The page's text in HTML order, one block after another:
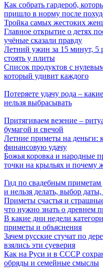
Как собрать гардероб,
пришло в норму после
Тройка самых жестоких
Главное открытие о детях
учёные сказали правду
Летний ужин за 15 минут, 5
стоять у плиты
Список продуктов с
который удивит каждого
Потеряете удачу рода –
нельзя выбрасывать
Притягиваем везение –
бумагой и свечой
Летние приметы на деньги:
финансовую удачу
Божья коровка и народные
точки на крыльях и почему
Гид по свадебным
и нельзя делать, выбор
Приметы счастья и
что нужно знать о древнем
В какие дни недели
приметы и объяснения
Зачем русские стучат по
взялись эти суеверия
Как на Руси и в СССР
обряды и семейные смыслы